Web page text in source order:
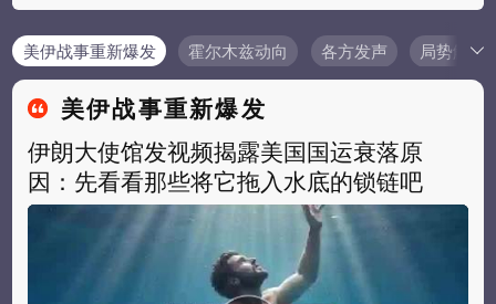
美伊战事重新爆发 霍尔木兹动向 各方发声 局势解读
美伊战事重新爆发
伊朗大使馆发视频揭露美国国运衰落原
因：先看看那些将它拖入水底的锁链吧